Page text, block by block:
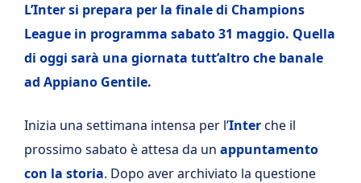
L’Inter si prepara per la finale di Champions
League in programma sabato 31 maggio. Quella
di oggi sarà una giornata tutt’altro che banale
ad Appiano Gentile.
Inizia una settimana intensa per l’Interche il
prossimo sabato è attesa da un appuntamento
con la storia. Dopo aver archiviato la questione